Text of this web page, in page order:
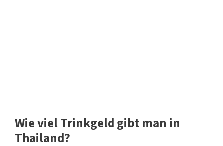
Wie viel Trinkgeld gibt man in
Thailand?